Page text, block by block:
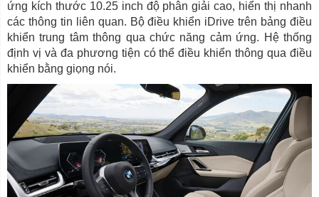
ứng kích thước 10.25 inch độ phân giải cao, hiển thị nhanh
các thông tin liên quan. Bộ điều khiển iDrive trên bảng điều
khiển trung tâm thông qua chức năng cảm ứng. Hệ thống
định vị và đa phương tiện có thể điều khiển thông qua điều
khiển bằng giọng nói.